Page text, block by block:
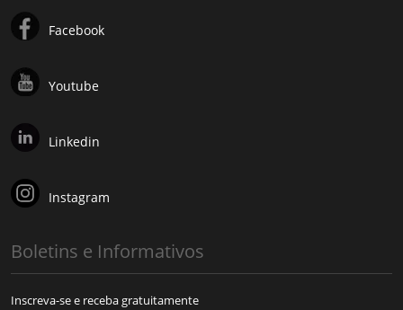
Facebook
Youtube
Linkedin
Instagram
Boletins e Informativos
Inscreva-se e receba gratuitamente